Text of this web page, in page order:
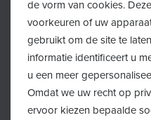
Wanneer?
In de regio Voor- en
2026 casusoverleggen
de vorm van cookies.
voorkeuren of uw
gebruikt om de site te
informatie identificeert u
u een meer
Omdat we uw recht op
ervoor kiezen bepaalde